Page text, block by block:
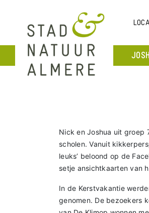
Nick en Joshua uit groep
scholen. Vanuit
leuks’ beloond op de
setje ansichtkaarten van
In de Kerstvakantie
genomen. De bezoekers